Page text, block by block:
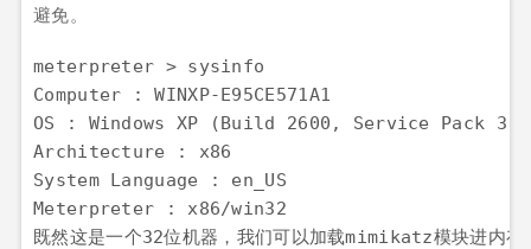
避免。
meterpreter > sysinfo
Computer : WINXP-E95CE571A1
OS : Windows XP (Build 2600, Service Pack
Architecture : x86
System Language : en_US
Meterpreter : x86/win32
既然这是一个32位机器，我们可以加载mimikatz模块进内